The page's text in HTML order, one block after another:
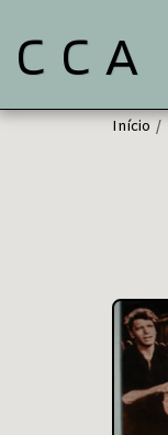
C C A
Início